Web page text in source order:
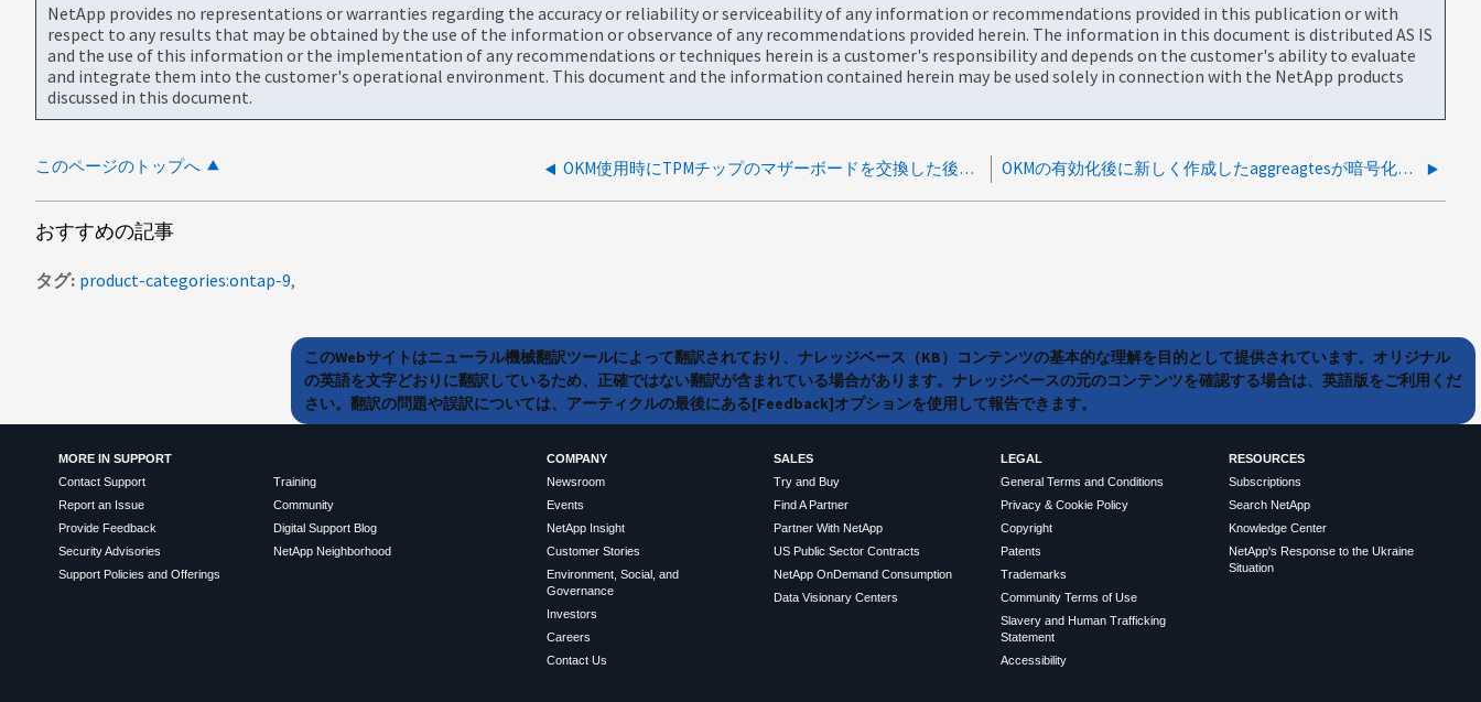
NetApp provides no representations or warranties regarding the accuracy or reliability or serviceability of any information or recommendations provided in this publication or with
respect to any results that may be obtained by the use of the information or observance of any recommendations provided herein. The information in this document is distributed AS IS
and the use of this information or the implementation of any recommendations or techniques herein is a customer's responsibility and depends on the customer's ability to evaluate
and integrate them into the customer's operational environment. This document and the information contained herein may be used solely in connection with the NetApp products
discussed in this document.
このページのトップへ OKM使用時にTPMチップのマザーボードを交換した後、NVEボリュームがオフラインになる OKMの有効化後に新しく作成したaggreagtesが暗号化されない
おすすめの記事
タグ product-categories:ontap-9
このWebサイトはニューラル機械翻訳ツールによって翻訳されており、ナレッジベース（KB）コンテンツの基本的な理解を目的として提供されています。オリジナル
の英語を文字どおりに翻訳しているため、正確ではない翻訳が含まれている場合があります。ナレッジベースの元のコンテンツを確認する場合は、英語版をご利用くだ
さい。翻訳の問題や誤訳については、アーティクルの最後にある[Feedback]オプションを使用して報告できます。
MORE IN SUPPORT
Contact Support
Report an Issue
Provide Feedback
Security Advisories
Support Policies and Offerings
Training
Community
Digital Support Blog
NetApp Neighborhood
COMPANY
Newsroom
Events
NetApp Insight
Customer Stories
Environment, Social, and
Governance
Investors
Careers
Contact Us
SALES
Try and Buy
Find A Partner
Partner With NetApp
US Public Sector Contracts
NetApp OnDemand Consumption
Data Visionary Centers
LEGAL
General Terms and Conditions
Privacy & Cookie Policy
Copyright
Patents
Trademarks
Community Terms of Use
Slavery and Human Trafficking
Statement
Accessibility
RESOURCES
Subscriptions
Search NetApp
Knowledge Center
NetApp's Response to the Ukraine
Situation